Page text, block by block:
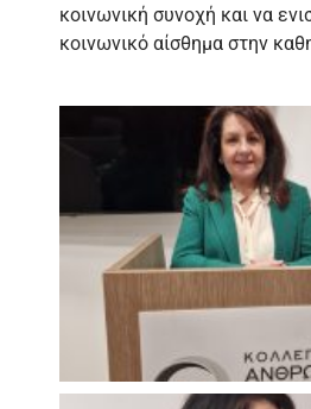
κοινωνική συνοχή και να
κοινωνικό αίσθημα στην